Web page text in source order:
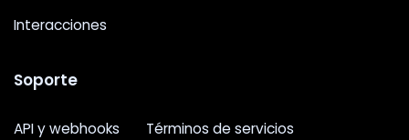
Interacciones
Soporte
API y webhooks
Términos de servicios